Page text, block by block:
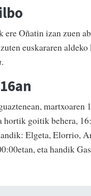
Oñatin izan zuen
euskararen
.
hortik goitik behera,
Elgeta, Elorrio,
eta handik